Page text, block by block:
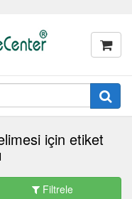
için etiket
Filtrele